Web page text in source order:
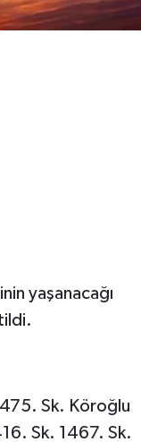
yaşanacağı
Sk. Köroğlu
Sk. 1467. Sk.